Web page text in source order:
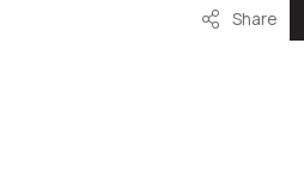
Share